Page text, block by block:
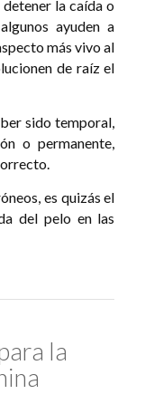
detener la caída o
ayuden a
más vivo al
de raíz el
sido temporal,
o permanente,
es quizás el
del pelo en las
la